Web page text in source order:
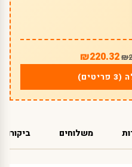
₪220.32
משלוחים ביקורות